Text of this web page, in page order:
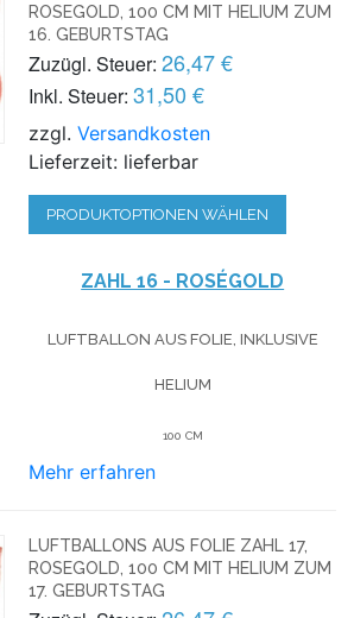
ROSEGOLD, 100 CM MIT HELIUM ZUM
16. GEBURTSTAG
Zuzügl. Steuer: 26,47 €
Inkl. Steuer: 31,50 €
zzgl.Versandkosten
Lieferzeit: lieferbar
PRODUKTOPTIONEN WÄHLEN
ZAHL 16 - ROSÉGOLD
LUFTBALLON AUS FOLIE, INKLUSIVE
HELIUM
100 CM
Mehr erfahren
LUFTBALLONS AUS FOLIE ZAHL 17,
ROSEGOLD, 100 CM MIT HELIUM ZUM
17. GEBURTSTAG